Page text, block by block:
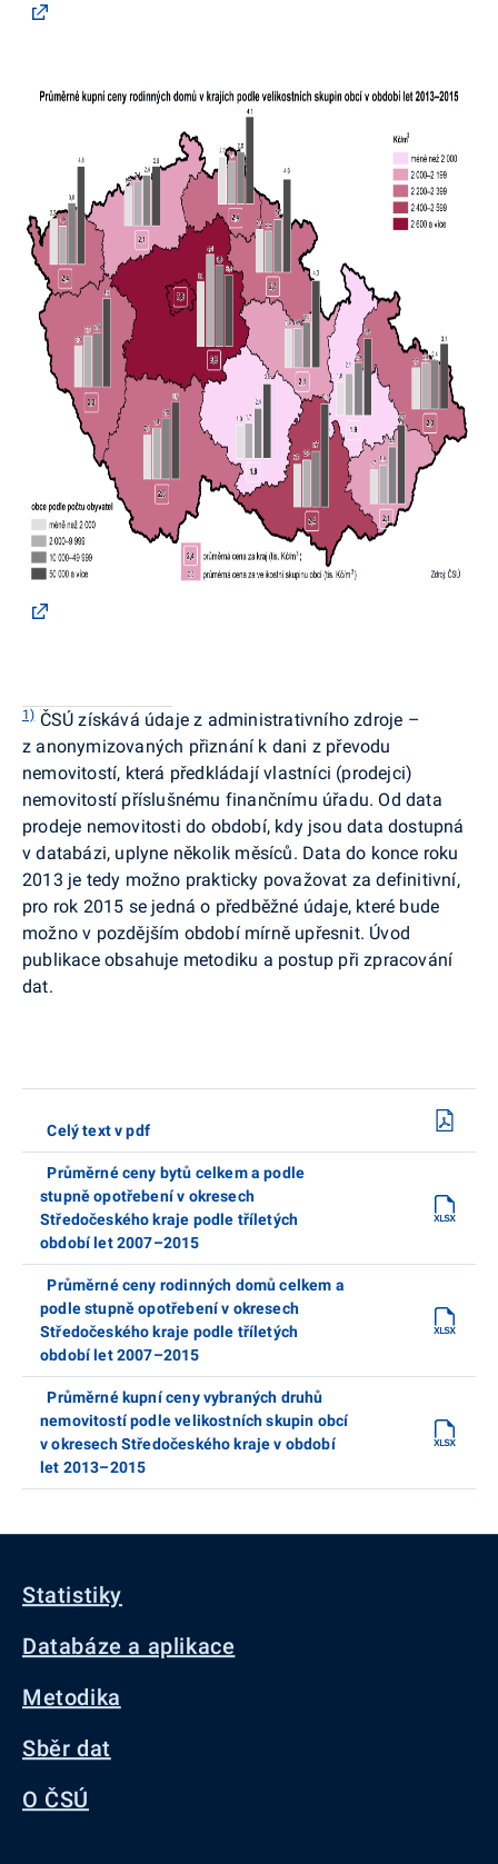
1)ČSÚ získává údaje z administrativního zdroje –
z anonymizovaných přiznání k dani z převodu
nemovitostí, která předkládají vlastníci (prodejci)
nemovitostí příslušnému finančnímu úřadu. Od data
prodeje nemovitosti do období, kdy jsou data dostupná
v databázi, uplyne několik měsíců. Data do konce roku
2013 je tedy možno prakticky považovat za definitivní,
pro rok 2015 se jedná o předběžné údaje, které bude
možno v pozdějším období mírně upřesnit. Úvod
publikace obsahuje metodiku a postup při zpracování
dat.
Celý text v pdf
Průměrné ceny bytů celkem a podle
stupně opotřebení v okresech
Středočeského kraje podle tříletých
období let 2007–2015
Průměrné ceny rodinných domů celkem a
podle stupně opotřebení v okresech
Středočeského kraje podle tříletých
období let 2007–2015
Průměrné kupní ceny vybraných druhů
nemovitostí podle velikostních skupin obcí
v okresech Středočeského kraje v období
let 2013–2015
Statistiky
Databáze a aplikace
Metodika
Sběr dat
O ČSÚ